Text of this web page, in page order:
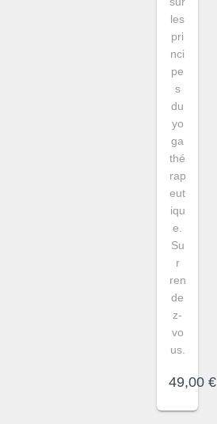
les
pri
nci
pe
s
du
yo
ga
thé
rap
eut
iqu
e.
Su
r
ren
de
z-
vo
us.
49,00€